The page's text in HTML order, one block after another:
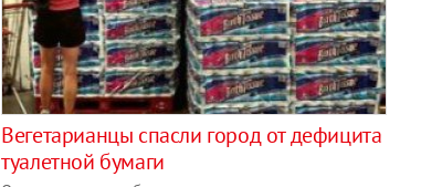
Вегетарианцы спасли город от дефицита
туалетной бумаги